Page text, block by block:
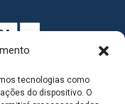
tecnologias como
do dispositivo. O